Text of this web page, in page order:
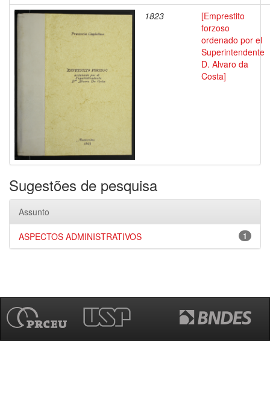
1823
[Emprestito
forzoso
ordenado por el
Superintendente
D. Alvaro da
Costa]
Sugestões de pesquisa
Assunto
1
ASPECTOS ADMINISTRATIVOS